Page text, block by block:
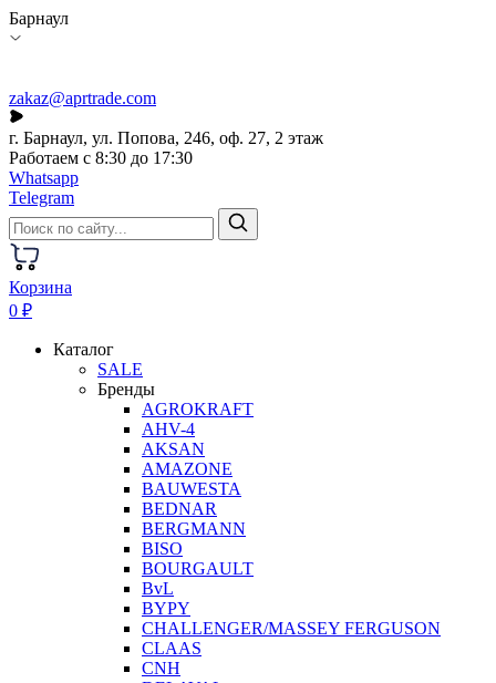
Барнаул
zakaz@aprtrade.com
г. Барнаул, ул. Попова, 246, оф. 27, 2 этаж
Работаем с 8:30 до 17:30
Whatsapp
Telegram
Корзина
0 ₽
Каталог
SALE
Бренды
AGROKRAFT
AHV-4
AKSAN
AMAZONE
BAUWESTA
BEDNAR
BERGMANN
BISO
BOURGAULT
BvL
BYPY
CHALLENGER/MASSEY FERGUSON
CLAAS
CNH